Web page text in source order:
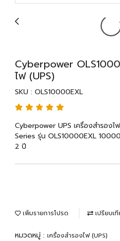
Cyberpower
ไฟ (UPS)
SKU : OLS10000EXL
Cyberpower UPS เครื่องสำรอง
Series รุ่น OLS10000EXL
2 ปี
เพิ่มรายการโปรด เปรียบเ
หมวดหมู่ : เครื่องสำรองไฟ (UPS)